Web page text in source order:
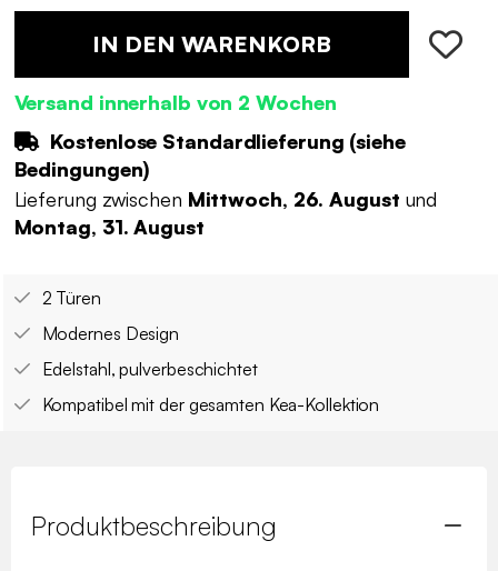
IN DEN WARENKORB
Versand innerhalb von 2 Wochen
Kostenlose Standardlieferung (siehe
Bedingungen)
Lieferung zwischen Mittwoch, 26. August und
Montag, 31. August
2 Türen
Modernes Design
Edelstahl, pulverbeschichtet
Kompatibel mit der gesamten Kea-Kollektion
Produktbeschreibung